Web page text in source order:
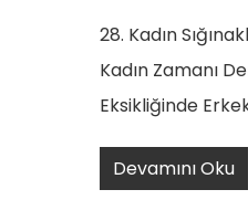
28. Kadın
Kadın Zamanı
Eksikliğinde
Devamını Oku